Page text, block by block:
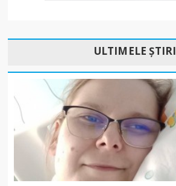
ULTIMELE ȘTIRI